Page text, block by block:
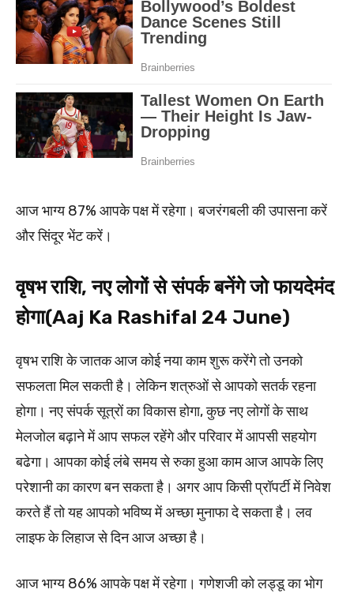
आज भाग्य 87% आपके पक्ष में रहेगा। बजरंगबली की उपासना करें
और सिंदूर भेंट करें।
वृषभ राशि, नए लोगों से संपर्क बनेंगे जो फायदेमंद
होगा(Aaj Ka Rashifal 24 June)
वृषभ राशि के जातक आज कोई नया काम शुरू करेंगे तो उनको
सफलता मिल सकती है। लेकिन शत्रुओं से आपको सतर्क रहना
होगा। नए संपर्क सूत्रों का विकास होगा, कुछ नए लोगों के साथ
मेलजोल बढ़ाने में आप सफल रहेंगे और परिवार में आपसी सहयोग
बढेगा। आपका कोई लंबे समय से रुका हुआ काम आज आपके लिए
परेशानी का कारण बन सकता है। अगर आप किसी प्रॉपर्टी में निवेश
करते हैं तो यह आपको भविष्य में अच्छा मुनाफा दे सकता है। लव
लाइफ के लिहाज से दिन आज अच्छा है।
आज भाग्य 86% आपके पक्ष में रहेगा। गणेशजी को लड्डू का भोग